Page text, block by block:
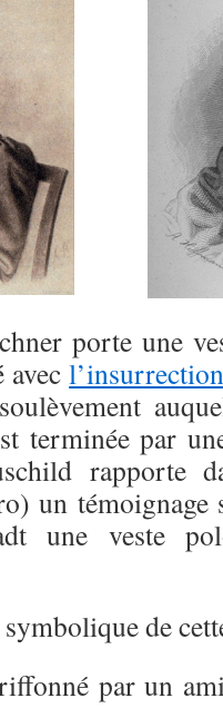
porte une
avec
terminée par
rapporte
un témoignage
une veste
de
par un